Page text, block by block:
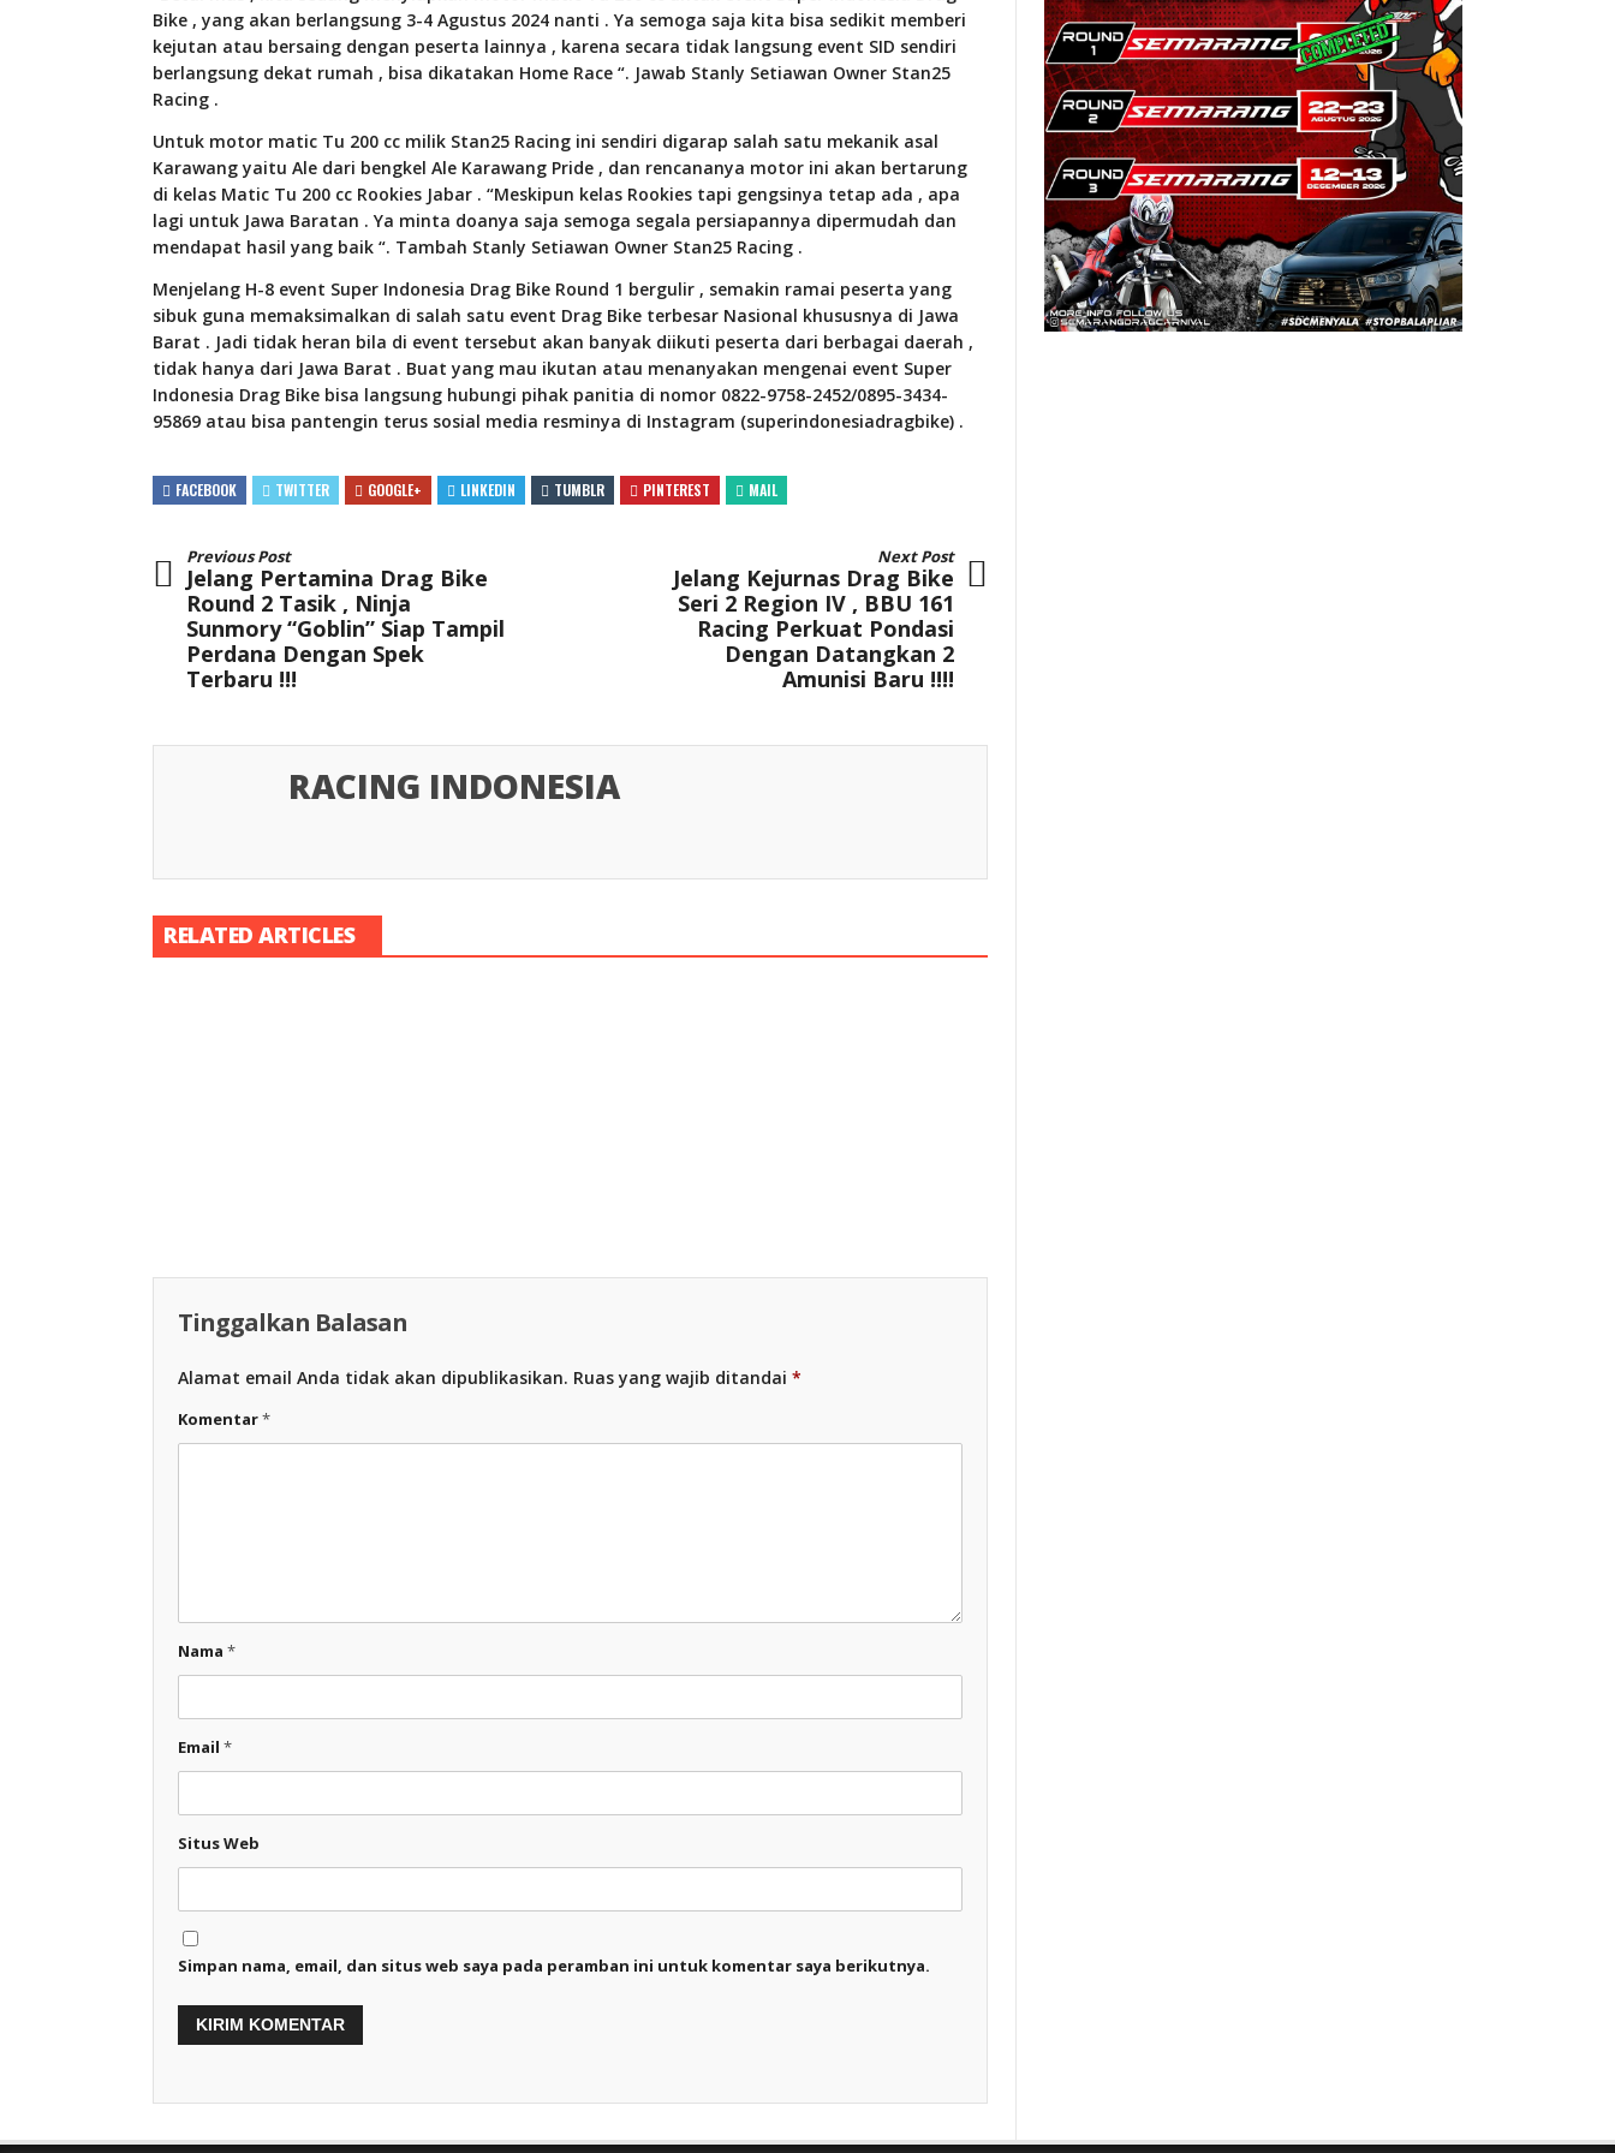
Bike , yang akan berlangsung 3-4 Agustus 2024 nanti . Ya semoga saja kita bisa sedikit memberi
kejutan atau bersaing dengan peserta lainnya , karena secara tidak langsung event SID sendiri
berlangsung dekat rumah , bisa dikatakan Home Race “. Jawab Stanly Setiawan Owner Stan25
Racing .
Untuk motor matic Tu 200 cc milik Stan25 Racing ini sendiri digarap salah satu mekanik asal
Karawang yaitu Ale dari bengkel Ale Karawang Pride , dan rencananya motor ini akan bertarung
di kelas Matic Tu 200 cc Rookies Jabar . “Meskipun kelas Rookies tapi gengsinya tetap ada , apa
lagi untuk Jawa Baratan . Ya minta doanya saja semoga segala persiapannya dipermudah dan
mendapat hasil yang baik “. Tambah Stanly Setiawan Owner Stan25 Racing .
Menjelang H-8 event Super Indonesia Drag Bike Round 1 bergulir , semakin ramai peserta yang
sibuk guna memaksimalkan di salah satu event Drag Bike terbesar Nasional khususnya di Jawa
Barat . Jadi tidak heran bila di event tersebut akan banyak diikuti peserta dari berbagai daerah ,
tidak hanya dari Jawa Barat . Buat yang mau ikutan atau menanyakan mengenai event Super
Indonesia Drag Bike bisa langsung hubungi pihak panitia di nomor 0822-9758-2452/0895-3434-
95869 atau bisa pantengin terus sosial media resminya di Instagram (superindonesiadragbike) .
FACEBOOK TWITTER GOOGLE+ LINKEDIN TUMBLR PINTEREST MAIL
Previous Post
Jelang Pertamina Drag Bike
Round 2 Tasik , Ninja
Sunmory “Goblin” Siap Tampil
Perdana Dengan Spek
Terbaru !!!
Next Post
Jelang Kejurnas Drag Bike
Seri 2 Region IV , BBU 161
Racing Perkuat Pondasi
Dengan Datangkan 2
Amunisi Baru !!!!
RACING INDONESIA
RELATED ARTICLES
Tinggalkan Balasan
Alamat email Anda tidak akan dipublikasikan. Ruas yang wajib ditandai *
Komentar*
Nama *
Email *
Situs Web
Simpan nama, email, dan situs web saya pada peramban ini untuk komentar saya berikutnya.